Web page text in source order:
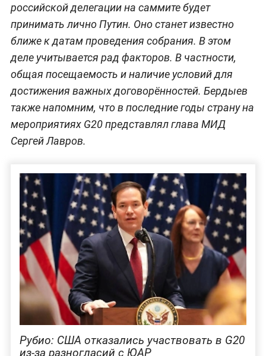
российской делегации на саммите будет
принимать лично Путин. Оно станет известно
ближе к датам проведения собрания. В этом
деле учитывается рад факторов. В частности,
общая посещаемость и наличие условий для
достижения важных договорённостей. Бердыев
также напомним, что в последние годы страну на
мероприятиях G20 представлял глава МИД
Сергей Лавров.
Рубио: США отказались участвовать в G20
из-за разногласий с ЮАР